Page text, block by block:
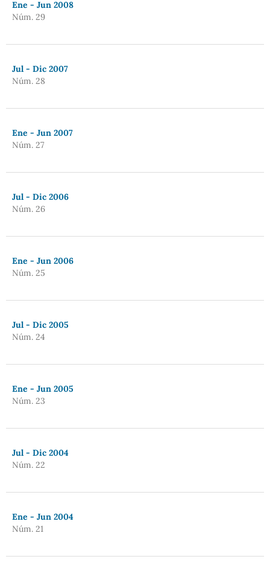
Ene - Jun 2008
Núm. 29
Jul - Dic 2007
Núm. 28
Ene - Jun 2007
Núm. 27
Jul - Dic 2006
Núm. 26
Ene - Jun 2006
Núm. 25
Jul - Dic 2005
Núm. 24
Ene - Jun 2005
Núm. 23
Jul - Dic 2004
Núm. 22
Ene - Jun 2004
Núm. 21